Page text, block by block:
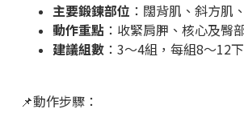
主要鍛鍊部位 ：闊背肌、斜方肌
動作重點 ：收緊肩胛、核心及臀
建議組數 ：3～4組，每組8～12下
📌動作步驟：